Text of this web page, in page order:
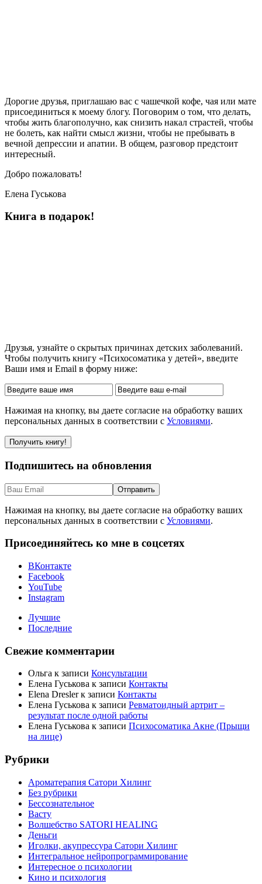
Дорогие друзья, приглашаю вас с чашечкой кофе, чая или мате
присоединиться к моему блогу. Поговорим о том, что делать,
чтобы жить благополучно, как снизить накал страстей, чтобы
не болеть, как найти смысл жизни, чтобы не пребывать в
вечной депрессии и апатии. В общем, разговор предстоит
интересный.
Добро пожаловать!
Елена Гуськова
Книга в подарок!
Друзья, узнайте о скрытых причинах детских заболеваний.
Чтобы получить книгу «Психосоматика у детей», введите
Ваши имя и Email в форму ниже:
Нажимая на кнопку, вы даете согласие на обработку ваших
персональных данных в соответствии с Условиями.
Подпишитесь на обновления
Нажимая на кнопку, вы даете согласие на обработку ваших
персональных данных в соответствии с Условиями.
Присоединяйтесь ко мне в соцсетях
ВКонтакте
Facebook
YouTube
Instagram
Лучшие
Последние
Свежие комментарии
Ольга к записи Консультации
Елена Гуськова к записи Контакты
Elena Dreslerк записи Контакты
Елена Гуськова к записи Ревматоидный артрит –
результат после одной работы
Елена Гуськова к записи Психосоматика Акне (Прыщи
на лице)
Рубрики
Ароматерапия Сатори Хилинг
Без рубрики
Бессознательное
Васту
Волшебство SATORI HEALING
Деньги
Иголки, акупрессура Сатори Хилинг
Интегральное нейропрограммирование
Интересное о психологии
Кино и психология